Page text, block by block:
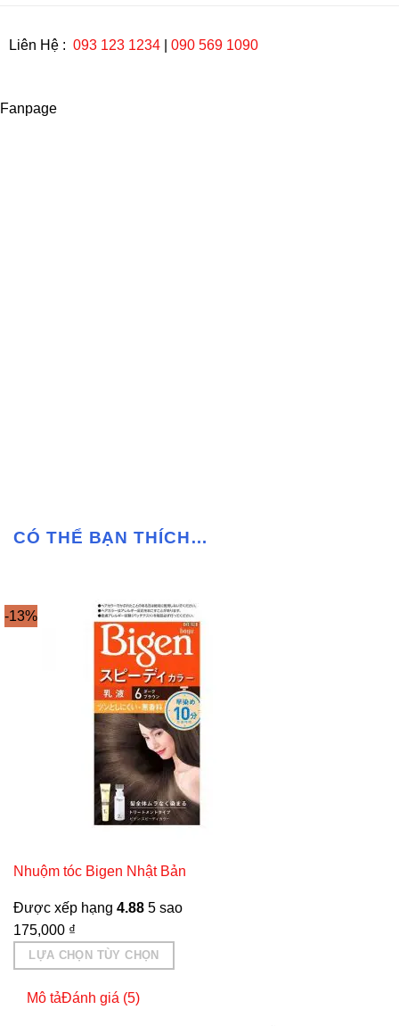
Liên Hệ : 093 123 1234 090 569 1090
Fanpage
CÓ THỂ BẠN THÍCH…
-13%
Nhuộm tóc Bigen Nhật Bản
Được xếp hạng 4.885 sao
175,000 ₫
LỰA CHỌN TÙY CHỌN
phẩm
Mô tảĐánh giá (5)